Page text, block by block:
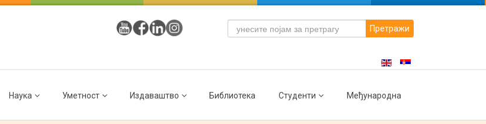
Претражи
Наука Уметност Издаваштво Библиотека Студенти Међународна